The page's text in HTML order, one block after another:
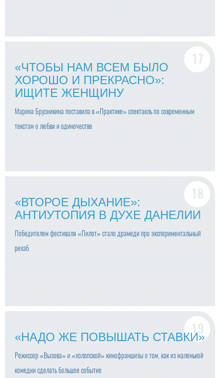
«ЧТОБЫ НАМ ВСЕМ БЫЛО
ХОРОШО И ПРЕКРАСНО»:
ИЩИТЕ ЖЕНЩИНУ
Марина Брусникина поставила в «Практике» спектакль по современным
текстам о любви и одиночестве
«ВТОРОЕ ДЫХАНИЕ»:
АНТИУТОПИЯ В ДУХЕ ДАНЕЛИИ
Победителем фестиваля «Пилот» стало драмеди про экспериментальный
рехаб
«НАДО ЖЕ ПОВЫШАТЬ СТАВКИ»
Режиссер «Вызова» и «холопской» кинофраншизы о том, как из маленькой
комедии сделать большое событие